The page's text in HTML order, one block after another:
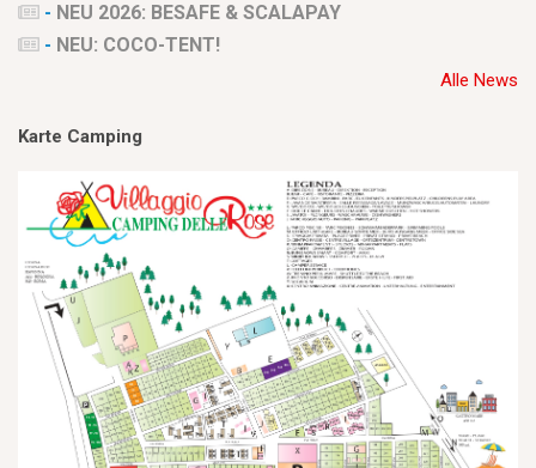
- NEU 2026: BESAFE & SCALAPAY
- NEU: COCO-TENT!
Alle News
Karte Camping